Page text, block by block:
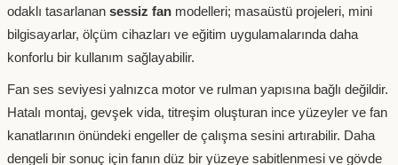
odaklı tasarlanan sessiz fan modelleri; masaüstü projeleri, mini
bilgisayarlar, ölçüm cihazları ve eğitim uygulamalarında daha
konforlu bir kullanım sağlayabilir.
Fan ses seviyesi yalnızca motor ve rulman yapısına bağlı değildir.
Hatalı montaj, gevşek vida, titreşim oluşturan ince yüzeyler ve fan
kanatlarının önündeki engeller de çalışma sesini artırabilir. Daha
dengeli bir sonuç için fanın düz bir yüzeye sabitlenmesi ve gövde